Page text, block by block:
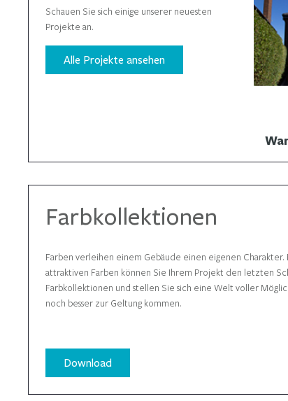
Schauen Sie sich einige unserer neuesten
Projekte an.
Alle Projekte ansehen
Farbkollektionen
Farben verleihen einem Gebäude einen eigenen Charakter.
attraktiven Farben können Sie Ihrem Projekt den letzten
Farbkollektionen und stellen Sie sich eine Welt voller
noch besser zur Geltung kommen.
Download